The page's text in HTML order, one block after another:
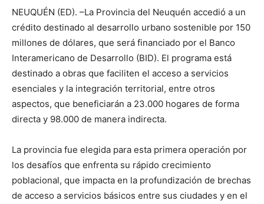
NEUQUÉN (ED). –La Provincia del Neuquén accedió a un
crédito destinado al desarrollo urbano sostenible por 150
millones de dólares, que será financiado por el Banco
Interamericano de Desarrollo (BID). El programa está
destinado a obras que faciliten el acceso a servicios
esenciales y la integración territorial, entre otros
aspectos, que beneficiarán a 23.000 hogares de forma
directa y 98.000 de manera indirecta.
La provincia fue elegida para esta primera operación por
los desafíos que enfrenta su rápido crecimiento
poblacional, que impacta en la profundización de brechas
de acceso a servicios básicos entre sus ciudades y en el